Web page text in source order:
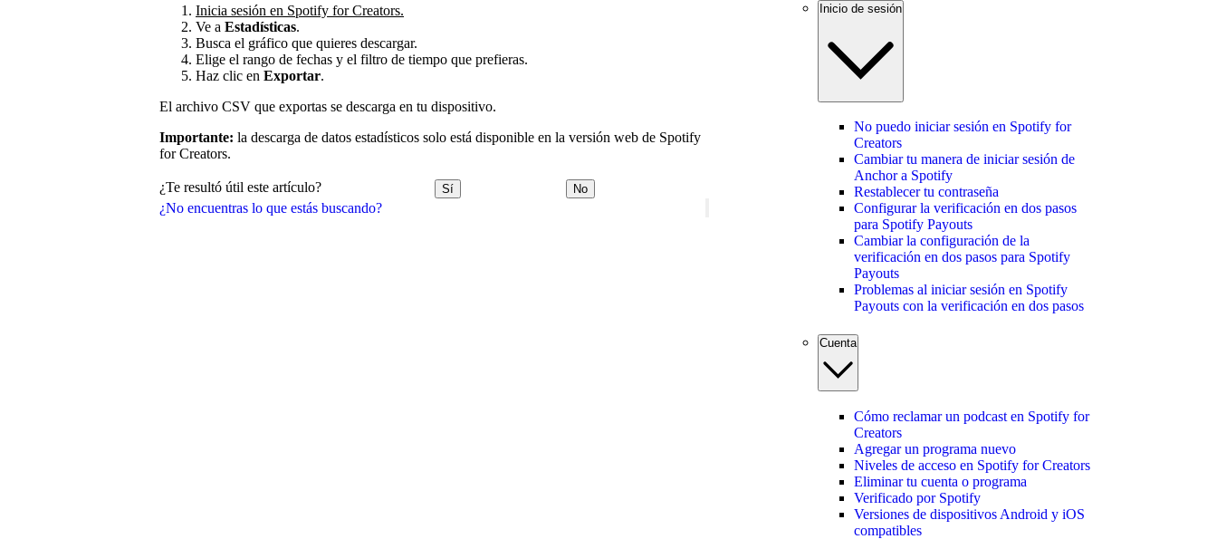
¿No encuentras lo que estás buscando?
Inicia sesión en Spotify for Creators.
Ve a Estadísticas.
Busca el gráfico que quieres descargar.
Elige el rango de fechas y el filtro de tiempo que prefieras.
Haz clic en Exportar.
El archivo CSV que exportas se descarga en tu dispositivo.
Importante: la descarga de datos estadísticos solo está disponible en la versión web de Spotify
for Creators.
¿Te resultó útil este artículo? Sí No
Inicio de sesión
No puedo iniciar sesión en Spotify for
Creators
Cambiar tu manera de iniciar sesión de
Anchor a Spotify
Restablecer tu contraseña
Configurar la verificación en dos pasos
para Spotify Payouts
Cambiar la configuración de la
verificación en dos pasos para Spotify
Payouts
Problemas al iniciar sesión en Spotify
Payouts con la verificación en dos pasos
Cuenta
Cómo reclamar un podcast en Spotify for
Creators
Agregar un programa nuevo
Niveles de acceso en Spotify for Creators
Eliminar tu cuenta o programa
Verificado por Spotify
Versiones de dispositivos Android y iOS
compatibles